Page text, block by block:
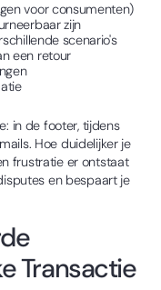
voor consumenten)
zijn
scenario's
een retour
in de footer, tijdens
Hoe duidelijker je
frustratie er ontstaat
en bespaart je
Transactie